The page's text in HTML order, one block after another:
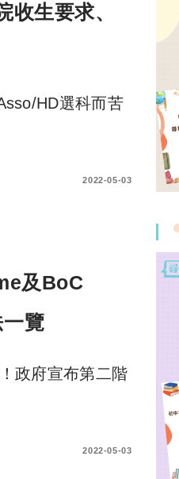
收生要求、
HD選科而苦
2022-05-03
及BoC
覽
政府宣布第二階
2022-05-03